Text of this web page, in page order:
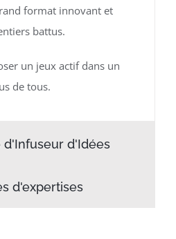
format innovant et
battus.
un jeux actif dans un
de tous.
d'Infuseur d'Idées
d'expertises